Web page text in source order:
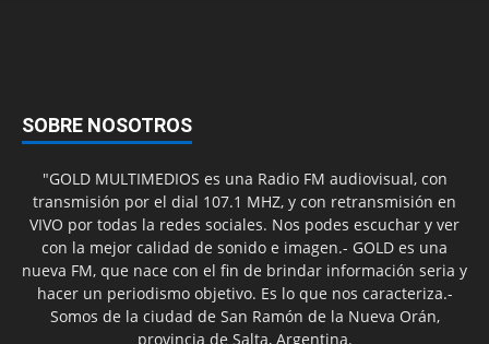
SOBRE NOSOTROS
"GOLD MULTIMEDIOS es una Radio FM audiovisual, con
transmisión por el dial 107.1 MHZ, y con retransmisión en
VIVO por todas la redes sociales. Nos podes escuchar y ver
con la mejor calidad de sonido e imagen.- GOLD es una
nueva FM, que nace con el fin de brindar información seria y
hacer un periodismo objetivo. Es lo que nos caracteriza.-
Somos de la ciudad de San Ramón de la Nueva Orán,
provincia de Salta, Argentina.